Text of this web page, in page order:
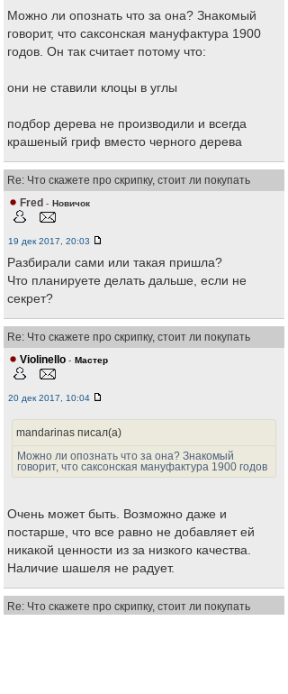
Можно ли опознать что за она? Знакомый
говорит, что саксонская мануфактура 1900
годов. Он так считает потому что:
они не ставили клоцы в углы
подбор дерева не производили и всегда
крашеный гриф вместо черного дерева
Re: Что скажете про скрипку, стоит ли покупать
Fred - Новичок
19 дек 2017, 20:03
Разбирали сами или такая пришла?
Что планируете делать дальше, если не
секрет?
Re: Что скажете про скрипку, стоит ли покупать
Violinello - Мастер
20 дек 2017, 10:04
mandarinas писал(а)
Можно ли опознать что за она? Знакомый
говорит, что саксонская мануфактура 1900 годов
Очень может быть. Возможно даже и
постарше, что все равно не добавляет ей
никакой ценности из за низкого качества.
Наличие шашеля не радует.
Re: Что скажете про скрипку, стоит ли покупать